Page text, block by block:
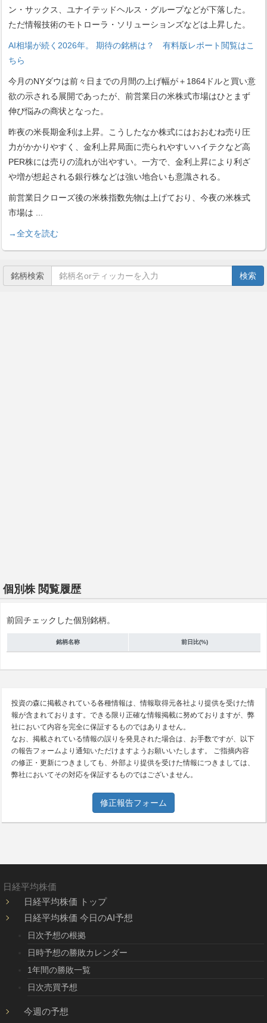
ン・サックス、ユナイテッドヘルス・グループなどが下落した。
ただ情報技術のモトローラ・ソリューションズなどは上昇した。
AI相場が続く2026年。 期待の銘柄は？ 有料版レポート閲覧はこ
ちら
今月のNYダウは前々日までの月間の上げ幅が＋1864ドルと買い意
欲の示される展開であったが、前営業日の米株式市場はひとまず
伸び悩みの商状となった。
昨夜の米長期金利は上昇。こうしたなか株式にはおおむね売り圧
力がかかりやすく、金利上昇局面に売られやすいハイテクなど高
PER株には売りの流れが出やすい。一方で、金利上昇により利ざ
や増が想起される銀行株などは強い地合いも意識される。
前営業日クローズ後の米株指数先物は上げており、今夜の米株式
市場は
→全文を読む
銘柄検索 検索
個別株 閲覧履歴
前回チェックした個別銘柄。
銘柄名称 前日比(%)
投資の森に掲載されている各種情報は、情報取得元各社より提供を受けた情
報が含まれております。できる限り正確な情報掲載に努めておりますが、弊
社において内容を完全に保証するものではありません。
なお、掲載されている情報の誤りを発見された場合は、お手数ですが、以下
の報告フォームより通知いただけますようお願いいたします。 ご指摘内容
の修正・更新につきましても、外部より提供を受けた情報につきましては、
弊社においてその対応を保証するものではございません。
修正報告フォーム
日経平均株価
日経平均株価 トップ
日経平均株価 今日のAI予想
日次予想の根拠
日時予想の勝敗カレンダー
1年間の勝敗一覧
日次売買予想
今週の予想